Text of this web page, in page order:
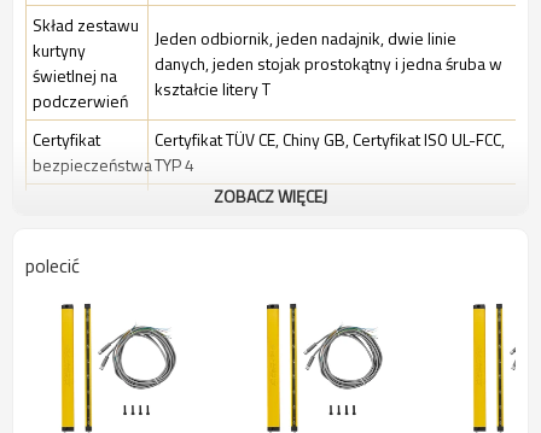
Skład zestawu
kurtyny
świetlnej na
podczerwień
Jeden odbiornik, jeden nadajnik, dwie linie
danych, jeden stojak prostokątny i jedna śruba w
kształcie litery T
Certyfikat
bezpieczeństwa
Certyfikat TÜV CE, Chiny GB, Certyfikat ISO UL-FCC,
TYP 4
Cechy
Szczelina
40mm
dokładność
ZOBACZ WIĘCEJ
polecić